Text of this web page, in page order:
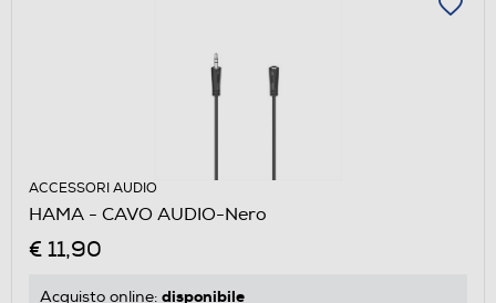
ACCESSORI AUDIO
HAMA - CAVO AUDIO-Nero
€ 11,90
Acquisto online: disponibile